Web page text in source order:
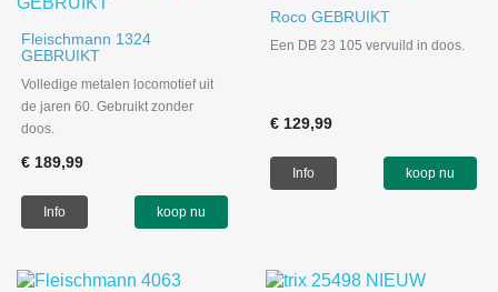
Fleischmann 1324
GEBRUIKT
Volledige metalen locomotief uit
de jaren 60. Gebruikt zonder
doos.
€ 189,99
Info koop nu
Roco GEBRUIKT
Een DB 23 105 vervuild in doos.
€ 129,99
Info koop nu